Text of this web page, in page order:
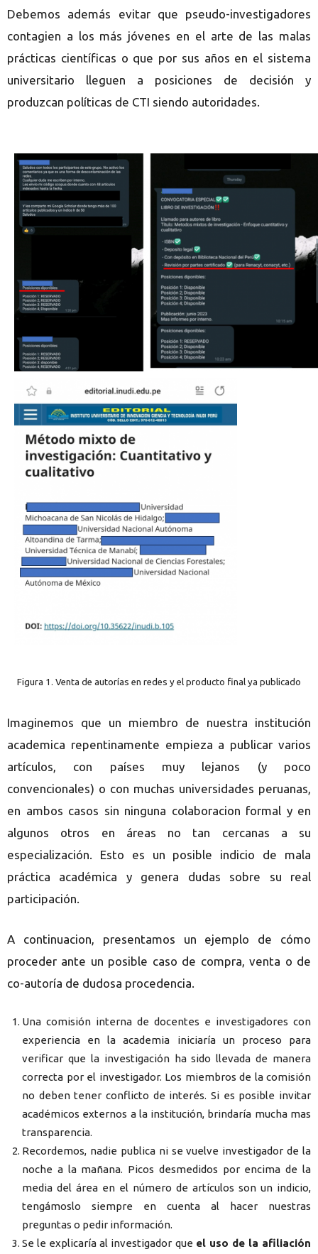
Debemos además evitar que pseudo-investigadores
contagien a los más jóvenes en el arte de las malas
prácticas científicas o que por sus años en el sistema
universitario lleguen a posiciones de decisión y
produzcan políticas de CTI siendo autoridades.
Figura 1. Venta de autorías en redes y el producto final ya publicado
Imaginemos que un miembro de nuestra institución
academica repentinamente empieza a publicar varios
artículos, con países muy lejanos (y poco
convencionales) o con muchas universidades peruanas,
en ambos casos sin ninguna colaboracion formal y en
algunos otros en áreas no tan cercanas a su
especialización. Esto es un posible indicio de mala
práctica académica y genera dudas sobre su real
participación.
A continuacion, presentamos un ejemplo de cómo
proceder ante un posible caso de compra, venta o de
co-autoría de dudosa procedencia.
Una comisión interna de docentes e investigadores con
experiencia en la academia iniciaría un proceso para
verificar que la investigación ha sido llevada de manera
correcta por el investigador. Los miembros de la comisión
no deben tener conflicto de interés. Si es posible invitar
académicos externos a la institución, brindaría mucha mas
transparencia.
Recordemos, nadie publica ni se vuelve investigador de la
noche a la mañana. Picos desmedidos por encima de la
media del área en el número de artículos son un indicio,
tengámoslo siempre en cuenta al hacer nuestras
preguntas o pedir información.
Se le explicaría al investigador que el uso de la afiliación